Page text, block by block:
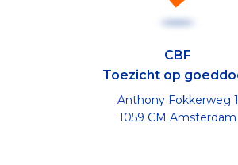
CBF
Toezicht op
Anthony Fokkerweg 1
1059 CM Amsterdam